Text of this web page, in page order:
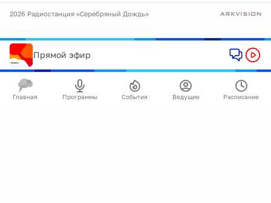
2026 Радиостанция «Серебряный Дождь»
Прямой эфир
Главная Программы События Ведущие Расписание